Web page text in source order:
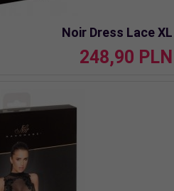
Noir Dress Lace XL
248,90 PLN